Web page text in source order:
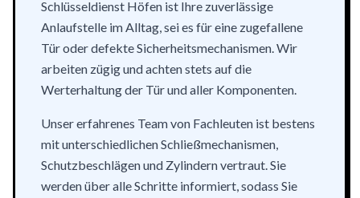
Schlüsseldienst Höfen ist Ihre zuverlässige
Anlaufstelle im Alltag, sei es für eine zugefallene
Tür oder defekte Sicherheitsmechanismen. Wir
arbeiten zügig und achten stets auf die
Werterhaltung der Tür und aller Komponenten.
Unser erfahrenes Team von Fachleuten ist bestens
mit unterschiedlichen Schließmechanismen,
Schutzbeschlägen und Zylindern vertraut. Sie
werden über alle Schritte informiert, sodass Sie